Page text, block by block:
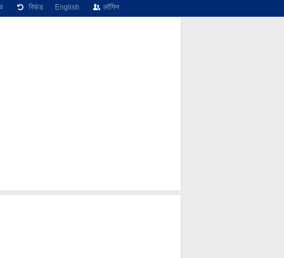
रिफंड English लॉगिन